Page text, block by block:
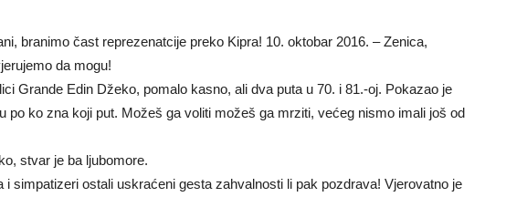
branimo čast reprezenatcije preko Kipra! 10. oktobar 2016. – Zenica,
da mogu!
Grande Edin Džeko, pomalo kasno, ali dva puta u 70. i 81.-oj. Pokazao je
po ko zna koji put. Možeš ga voliti možeš ga mrziti, većeg nismo imali još od
stvar je ba ljubomore.
i simpatizeri ostali uskraćeni gesta zahvalnosti li pak pozdrava! Vjerovatno je